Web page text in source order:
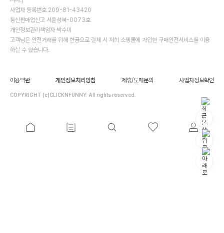
사업자 등록번호 209-81-43420
통신판매업신고 서울성북-0073호
개인정보관리책임자 박수미
고객님은 안전거래를 위해 현금으로 결제 시 저희 소핑몰에 가입한 구매안전서비스를 이용
하실 수 있습니다.
이용약관 개인정보처리방침 제휴/도매문의 사업자정보확인
COPYRIGHT (c)CLICKNFUNNY. All rights reserved.